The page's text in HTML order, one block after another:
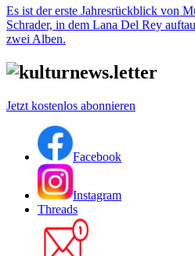
Es ist der erste Jahresrückblick von
Schrader, in dem Lana Del Rey
zwei Alben.
Jetzt kostenlos abonnieren
Facebook
Instagram
Threads